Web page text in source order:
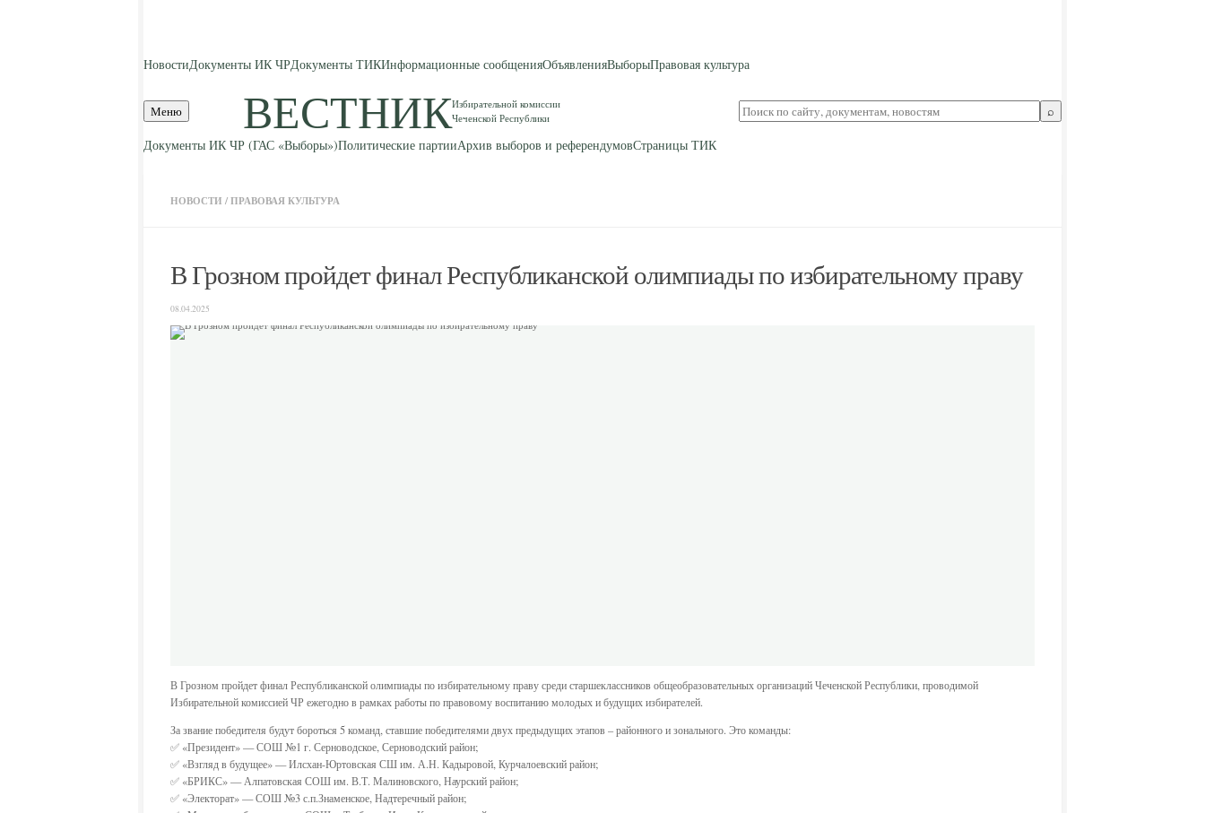
НовостиДокументы ИК ЧРДокументы ТИКИнформационные сообщенияОбъявленияВыборыПравовая культура
Меню ВЕСТНИКИзбирательной комиссии
Чеченской Республики
Поиск
по
⌕
Документы ИК ЧР (ГАС «Выборы»)Политические партииАрхив выборов и референдумовСтраницы ТИК
НОВОСТИ /ПРАВОВАЯ КУЛЬТУРА
В Грозном пройдет финал Республиканской олимпиады по избирательному праву
08.04.2025
В Грозном пройдет финал Республиканской олимпиады по избирательному праву среди старшеклассников общеобразовательных организаций Чеченской Республики, проводимой
Избирательной комиссией ЧР ежегодно в рамках работы по правовому воспитанию молодых и будущих избирателей.
За звание победителя будут бороться 5 команд, ставшие победителями двух предыдущих этапов – районного и зонального. Это команды:
✅ «Президент» — СОШ №1 г. Серноводское, Серноводский район;
✅ «Взгляд в будущее» — Илсхан-Юртовская СШ им. А.Н. Кадыровой, Курчалоевский район;
✅ «БРИКС» — Алпатовская СОШ им. В.Т. Малиновского, Наурский район;
✅ «Электорат» — СОШ №3 с.п.Знаменское, Надтеречный район;